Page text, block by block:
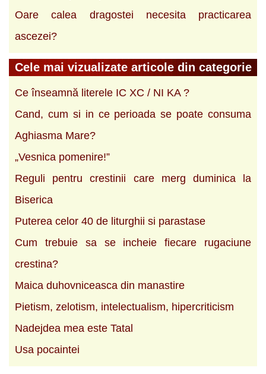
Oare calea dragostei necesita practicarea
ascezei?
Cele mai vizualizate articole din categorie
Ce înseamnă literele IC XC / NI KA ?
Cand, cum si in ce perioada se poate consuma
Aghiasma Mare?
„Vesnica pomenire!”
Reguli pentru crestinii care merg duminica la
Biserica
Puterea celor 40 de liturghii si parastase
Cum trebuie sa se incheie fiecare rugaciune
crestina?
Maica duhovniceasca din manastire
Pietism, zelotism, intelectualism, hipercriticism
Nadejdea mea este Tatal
Usa pocaintei